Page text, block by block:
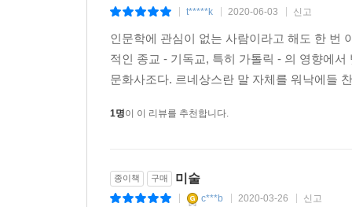
초기 자본주의와 르네상스의 확산?시장이 인간과
시장의 활력 속에서 인간과 미술이 맞이한 새로운
이 책은 초기 자본주의 문명과 알프스 이북의 르
가지 얼굴을 보여준다. 15세기 이탈리아 피렌체
1500년까지 알프스산맥을 사이에 두고 이탈리
t*****k 2020-06-03 신고
인문학에 관심이 없는 사람이라고 해도 한 번
적인 종교 - 기독교, 특히 가톨릭 - 의 영향에
문화사조다. 르네상스란 말 자체를 워낙에들
1명이 이 리뷰를 추천합니다.
종이책 구매 미술
c***b 2020-03-26 신고